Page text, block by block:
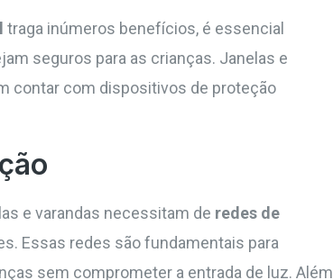
traga inúmeros benefícios, é essencial
seguros para as crianças. Janelas e
contar com dispositivos de proteção
e varandas necessitam de redes de
Essas redes são fundamentais para
sem comprometer a entrada de luz. Além